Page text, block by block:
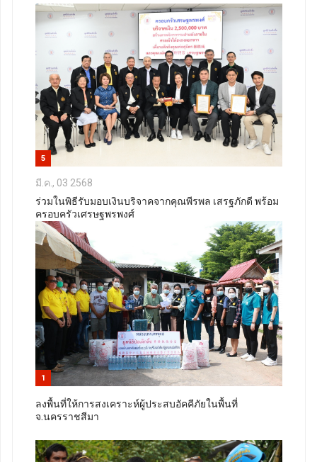
5
มี.ค., 03 2568
ร่วมในพิธีรับมอบเงินบริจาคจากคุณพีรพล เสรฐภักดี พร้อม
ครอบครัวเศรษฐพรพงศ์
1
ลงพื้นที่ให้การสงเคราะห์ผู้ประสบอัคคีภัยในพื้นที่
จ.นครราชสีมา